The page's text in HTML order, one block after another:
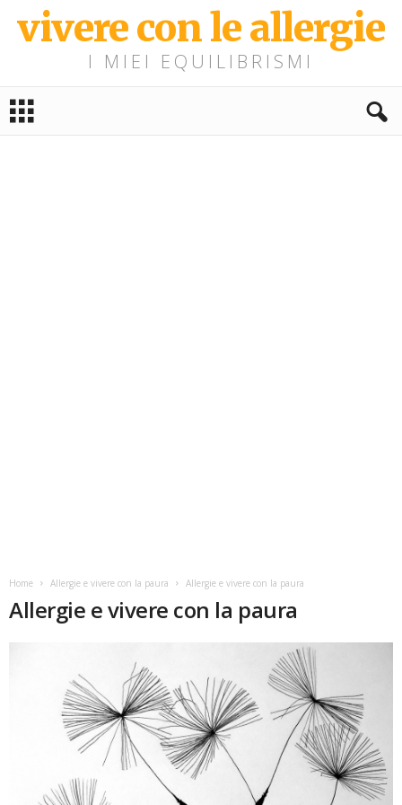
vivere con le allergie
I MIEI EQUILIBRISMI
Home Allergie e vivere con la paura Allergie e vivere con la paura
Allergie e vivere con la paura